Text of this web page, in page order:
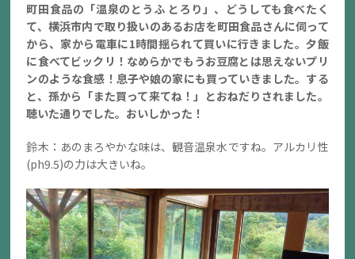
町田食品の「温泉のとうふ とろり」、どうしても食べたく
て、横浜市内で取り扱いのあるお店を町田食品さんに伺って
から、家から電車に1時間揺られて買いに行きました。夕飯
に食べてビックリ！なめらかでもうお豆腐とは思えないプリ
ンのような食感！息子や娘の家にも買っていきました。する
と、孫から「また買って来てね！」とおねだりされました。
聴いた通りでした。おいしかった！
鈴木：あのまろやかな味は、観音温泉水ですね。アルカリ性
(ph9.5)の力は大きいね。